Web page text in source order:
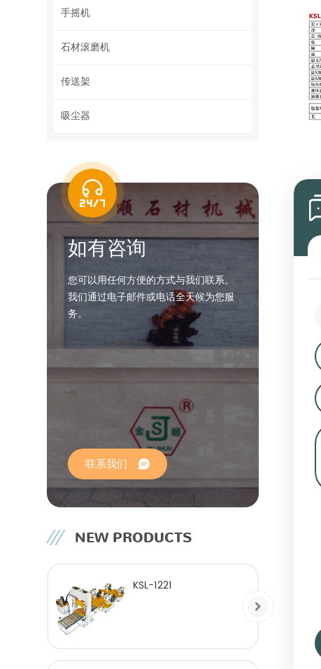
手摇机
石材滚磨机
传送架
吸尘器
如有咨询
您可以用任何方便的方式与我们联系。
我们通过电子邮件或电话全天候为您服
务。
联系我们
NEW PRODUCTS
KSL-1221